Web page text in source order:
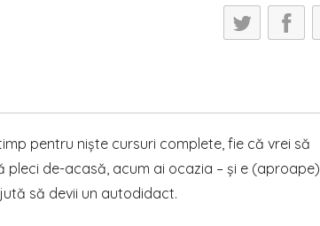
pentru niște cursuri complete, fie că vrei să
de-acasă, acum ai ocazia – și e (aproape)
să devii un autodidact.